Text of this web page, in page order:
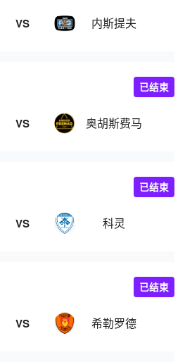
VS 内斯提夫
VS 奥胡斯费马
已结束
VS 科灵
已结束
VS 希勒罗德
已结束